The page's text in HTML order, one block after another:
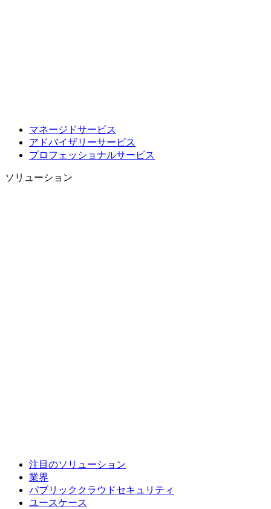
マネージドサービス
アドバイザリーサービス
プロフェッショナルサービス
ソリューション
注目のソリューション
業界
パブリッククラウドセキュリティ
ユースケース